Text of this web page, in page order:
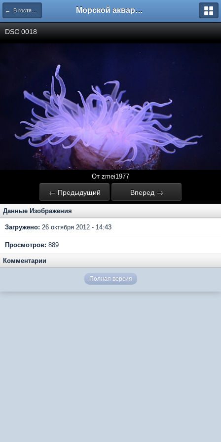
← В гостях у Саши Попова Морской аквариум. Форумы ReefCentral.ru
DSC 0018
От zmei1977
← Предыдущий Вперед →
Данные Изображения
Загружено: 26 октября 2012 - 14:43
Просмотров: 889
Комментарии
Полная версия